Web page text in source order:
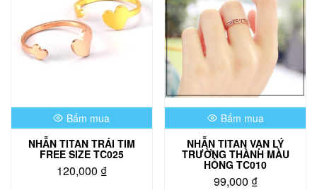
thể.
Các
tùy
chọn
có
chọn
trên
sản
phẩm
Bấm mua
NHẪN TITAN TRÁI TIM
FREE SIZE TC025
120,000 ₫
Bấm mua
NHẪN TITAN VẠN LÝ
TRƯỜNG THÀNH MÀU
HỒNG TC010
99,000 ₫